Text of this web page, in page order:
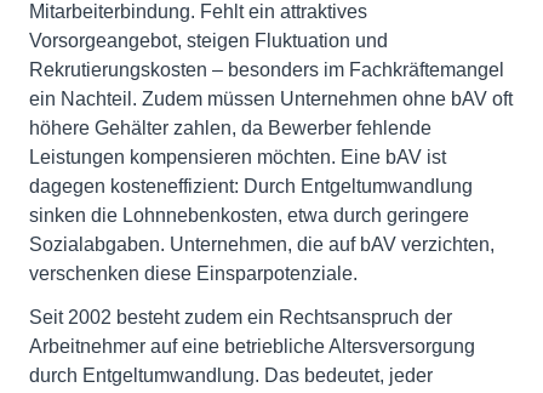
Mitarbeiterbindung. Fehlt ein attraktives
Vorsorgeangebot, steigen Fluktuation und
Rekrutierungskosten – besonders im Fachkräftemangel
ein Nachteil. Zudem müssen Unternehmen ohne bAV oft
höhere Gehälter zahlen, da Bewerber fehlende
Leistungen kompensieren möchten. Eine bAV ist
dagegen kosteneffizient: Durch Entgeltumwandlung
sinken die Lohnnebenkosten, etwa durch geringere
Sozialabgaben. Unternehmen, die auf bAV verzichten,
verschenken diese Einsparpotenziale.
Seit 2002 besteht zudem ein Rechtsanspruch der
Arbeitnehmer auf eine betriebliche Altersversorgung
durch Entgeltumwandlung. Das bedeutet, jeder